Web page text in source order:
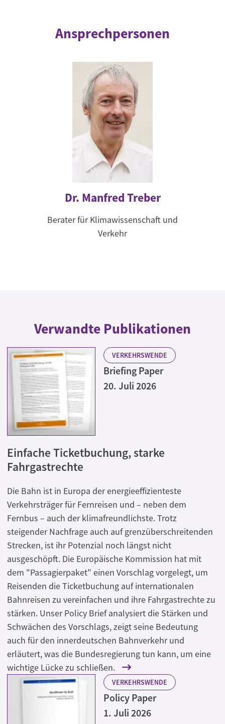
Ansprechpersonen
Dr. Manfred Treber
Berater für Klimawissenschaft und
Verkehr
Verwandte Publikationen
VERKEHRSWENDE
Briefing Paper
20. Juli 2026
Einfache Ticketbuchung, starke
Fahrgastrechte
Die Bahn ist in Europa der energieeffizienteste
Verkehrsträger für Fernreisen und – neben dem
Fernbus – auch der klimafreundlichste. Trotz
steigender Nachfrage auch auf grenzüberschreitenden
Strecken, ist ihr Potenzial noch längst nicht
ausgeschöpft. Die Europäische Kommission hat mit
dem "Passagierpaket" einen Vorschlag vorgelegt, um
Reisenden die Ticketbuchung auf internationalen
Bahnreisen zu vereinfachen und ihre Fahrgastrechte zu
stärken. Unser Policy Brief analysiert die Stärken und
Schwächen des Vorschlags, zeigt seine Bedeutung
auch für den innerdeutschen Bahnverkehr und
erläutert, was die Bundesregierung tun kann, um eine
wichtige Lücke zu schließen.
VERKEHRSWENDE
Policy Paper
1. Juli 2026